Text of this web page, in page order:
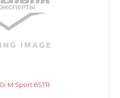
M Sport 6STR